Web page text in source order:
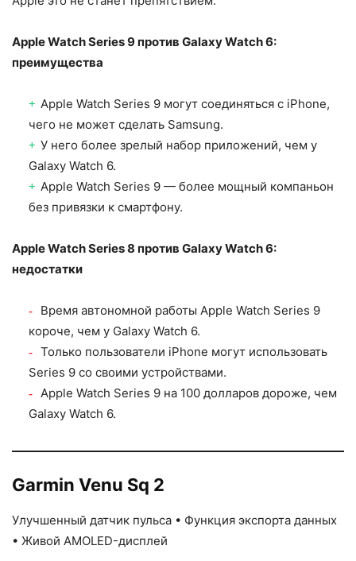
Apple Watch Series 9 против Galaxy Watch 6:
преимущества
Apple Watch Series 9 могут соединяться с iPhone,
чего не может сделать Samsung.
У него более зрелый набор приложений, чем у
Galaxy Watch 6.
Apple Watch Series 9 — более мощный компаньон
без привязки к смартфону.
Apple Watch Series 8 против Galaxy Watch 6:
недостатки
Время автономной работы Apple Watch Series 9
короче, чем у Galaxy Watch 6.
Только пользователи iPhone могут использовать
Series 9 со своими устройствами.
Apple Watch Series 9 на 100 долларов дороже, чем
Galaxy Watch 6.
Garmin Venu Sq 2
Улучшенный датчик пульса • Функция экспорта данных
• Живой AMOLED-дисплей